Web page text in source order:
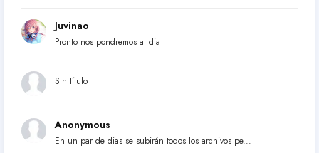
Juvinao
Pronto nos pondremos al dia
Sin título
Anonymous
En un par de dias se subirán todos los archivos pe...